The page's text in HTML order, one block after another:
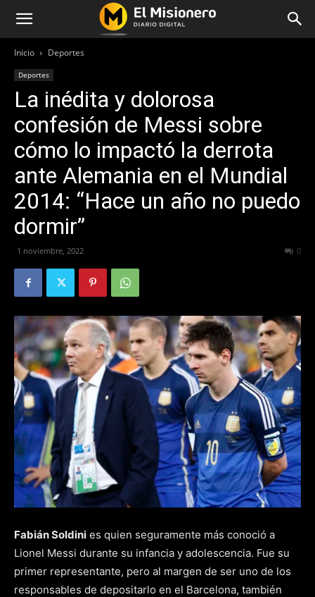
Inicio Deportes
Deportes
La inédita y dolorosa
confesión de Messi sobre
cómo lo impactó la derrota
ante Alemania en el Mundial
2014: “Hace un año no puedo
dormir”
1 noviembre, 2022 0
Fabián Soldini es quien seguramente más conoció a
Lionel Messi durante su infancia y adolescencia. Fue su
primer representante, pero al margen de ser uno de los
responsables de depositarlo en el Barcelona, también